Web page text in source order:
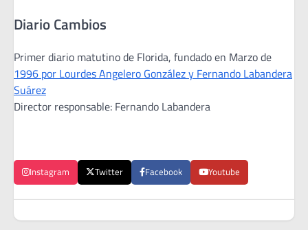
Diario Cambios
Primer diario matutino de Florida, fundado en Marzo de
1996 por Lourdes Angelero González y Fernando Labandera
Suárez
Director responsable: Fernando Labandera
Instagram Twitter Facebook Youtube